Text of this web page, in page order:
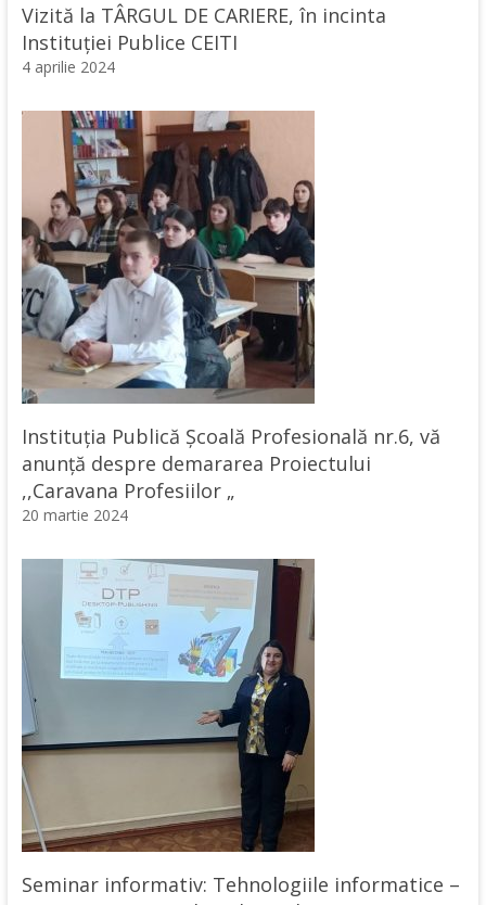
Vizită la TÂRGUL DE CARIERE, în incinta
Instituției Publice CEITI
4 aprilie 2024
Instituția Publică Școală Profesională nr.6, vă
anunță despre demararea Proiectului
,,Caravana Profesiilor „
20 martie 2024
Seminar informativ: Tehnologiile informatice –